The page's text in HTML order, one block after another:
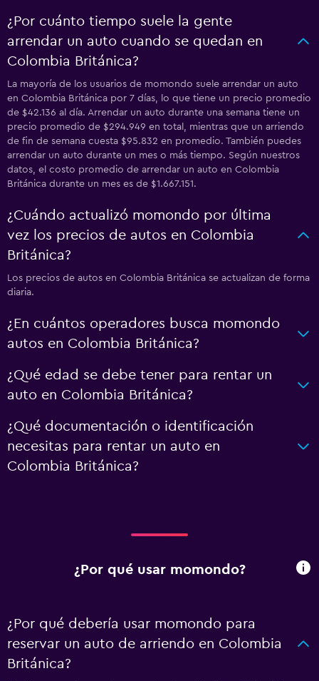
¿Por cuánto tiempo suele la gente
arrendar un auto cuando se quedan en
Colombia Británica?
La mayoría de los usuarios de momondo suele arrendar un auto
en Colombia Británica por 7 días, lo que tiene un precio promedio
de $42.136 al día. Arrendar un auto durante una semana tiene un
precio promedio de $294.949 en total, mientras que un arriendo
de fin de semana cuesta $95.832 en promedio. También puedes
arrendar un auto durante un mes o más tiempo. Según nuestros
datos, el costo promedio de arrendar un auto en Colombia
Británica durante un mes es de $1.667.151.
¿Cuándo actualizó momondo por última
vez los precios de autos en Colombia
Británica?
Los precios de autos en Colombia Británica se actualizan de forma
diaria.
¿En cuántos operadores busca momondo
autos en Colombia Británica?
¿Qué edad se debe tener para rentar un
auto en Colombia Británica?
¿Qué documentación o identificación
necesitas para rentar un auto en
Colombia Británica?
¿Por qué usar momondo?
¿Por qué debería usar momondo para
reservar un auto de arriendo en Colombia
Británica?